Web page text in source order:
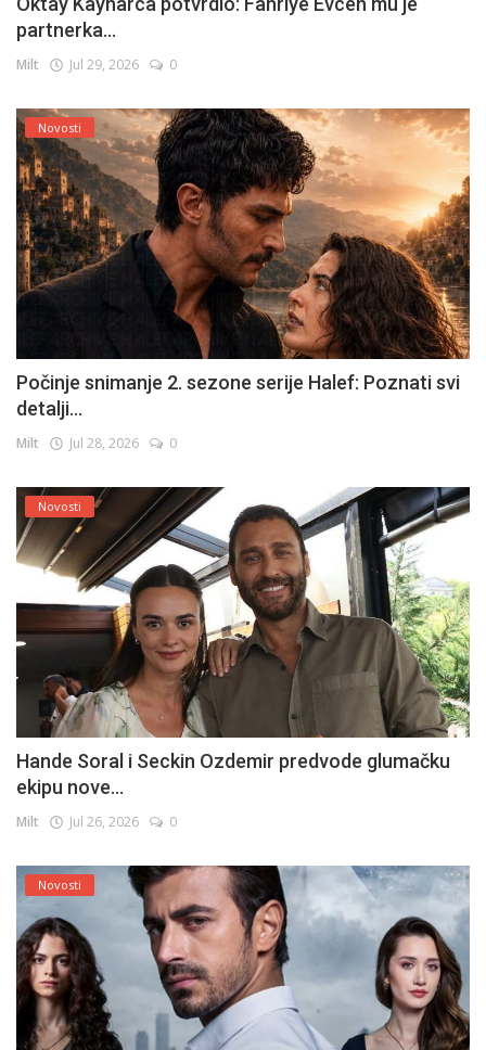
partnerka...
Milt Jul 29, 2026 0
Novosti
Počinje snimanje 2. sezone serije Halef: Poznati svi
detalji...
Milt Jul 28, 2026 0
Novosti
Hande Soral i Seckin Ozdemir predvode glumačku
ekipu nove...
Milt Jul 26, 2026 0
Novosti